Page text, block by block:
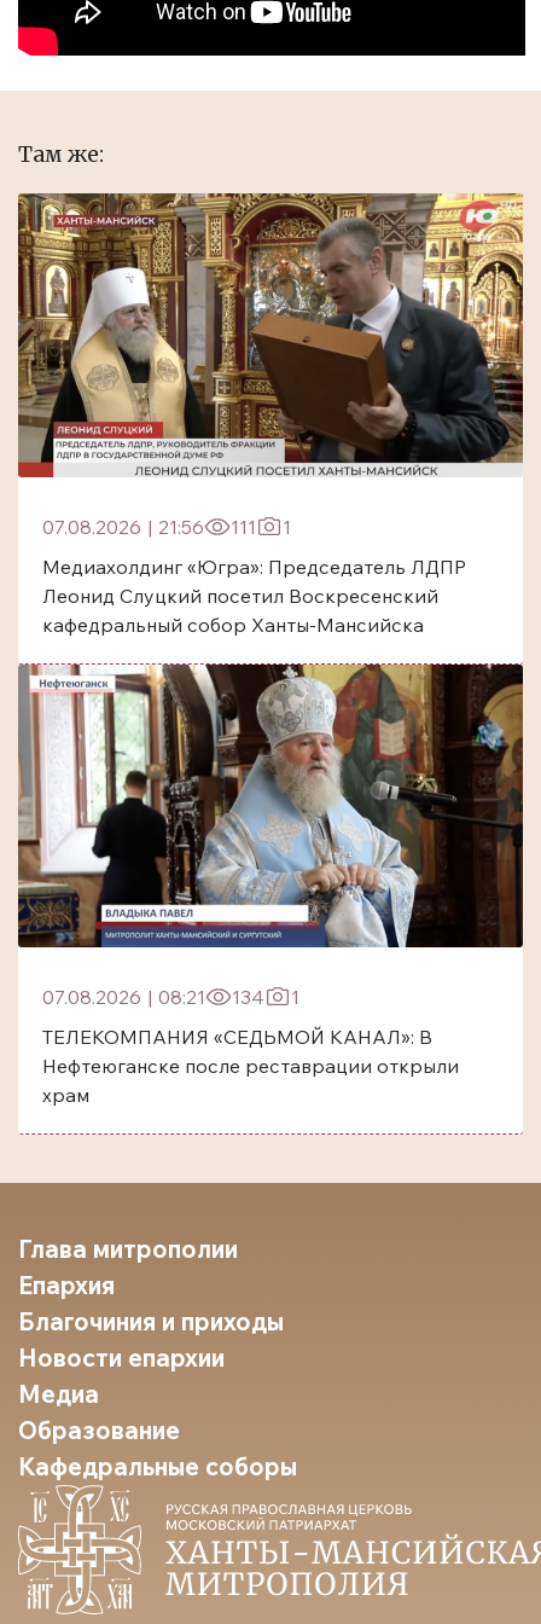
Там же:
07.08.2026 | 21:56 111
1
Медиахолдинг «Югра»: Председатель ЛДПР
Леонид Слуцкий посетил Воскресенский
кафедральный собор Ханты-Мансийска
07.08.2026 | 08:21 134
1
ТЕЛЕКОМПАНИЯ «СЕДЬМОЙ КАНАЛ»: В
Нефтеюганске после реставрации открыли
храм
Глава митрополии
Епархия
Благочиния и приходы
Новости епархии
Медиа
Образование
Кафедральные соборы